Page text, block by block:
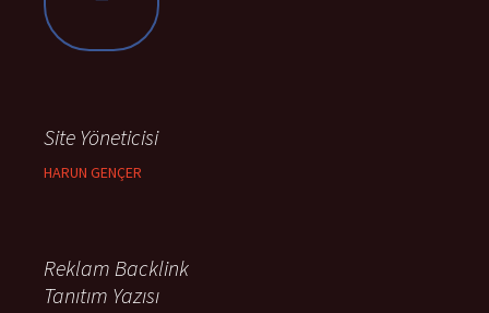
Site Yöneticisi
HARUN GENÇER
Reklam Backlink
Tanıtım Yazısı